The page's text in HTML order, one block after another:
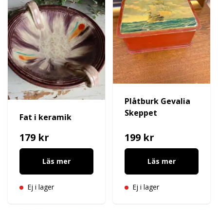
Fat i keramik
179 kr
Läs mer
Ej i lager
Plåtburk Gevalia
Skeppet
199 kr
Läs mer
Ej i lager